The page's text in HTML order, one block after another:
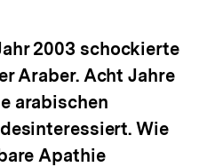
2003 schockierte
Araber. Acht Jahre
arabischen
Wie
Apathie